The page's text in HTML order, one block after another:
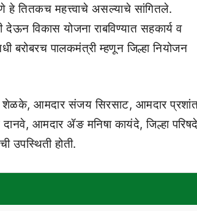
हे तितकच महत्त्वाचे असल्याचे सांगितले.
देऊन विकास योजना राबविण्यात सहकार्य व
बरोबरच पालकमंत्री म्हणून जिल्हा नियोजन
शेळके, आमदार संजय सिरसाट, आमदार
आमदार ॲङ मनिषा कायंदे, जिल्हा
उपस्थिती होती.